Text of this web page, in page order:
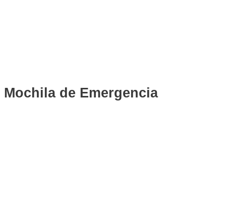
Mochila de Emergencia